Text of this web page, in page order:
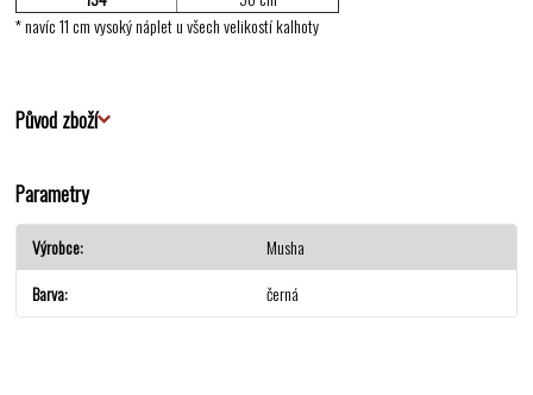
* navíc 11 cm vysoký náplet u všech velikostí kalhoty
Původ zboží
Parametry
Výrobce
Musha
Barva
černá